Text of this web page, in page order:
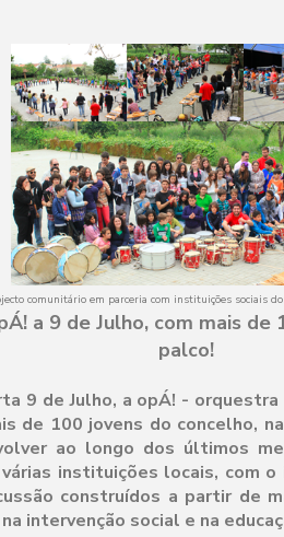
comunitário em parceria com instituições sociais
a 9 de Julho, com mais de
palco!
9 de Julho, a opÁ! -
de 100 jovens do concelho,
ao longo dos últimos
instituições locais, com
construídos a partir de
intervenção social e na